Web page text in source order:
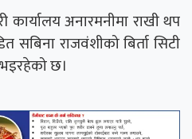
कार्यालय अनारमनीमा राखी थप
राजवंशीको बिर्ता सिटी
छ।